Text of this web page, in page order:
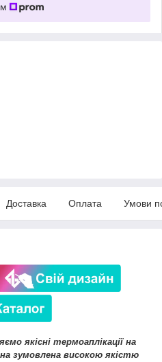
Доставка Оплата Умови
якісні термоаплікації на
зумовлена високою якістю